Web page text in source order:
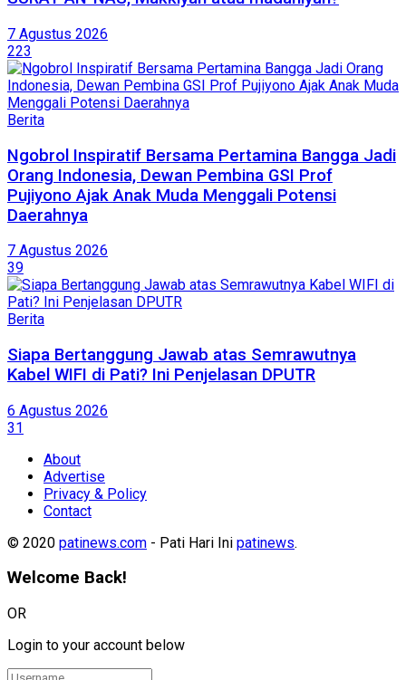
7 Agustus 2026
223
Berita
Ngobrol Inspiratif Bersama Pertamina Bangga Jadi
Orang Indonesia, Dewan Pembina GSI Prof
Pujiyono Ajak Anak Muda Menggali Potensi
Daerahnya
7 Agustus 2026
39
Berita
Siapa Bertanggung Jawab atas Semrawutnya
Kabel WIFI di Pati? Ini Penjelasan DPUTR
6 Agustus 2026
31
About
Advertise
Privacy & Policy
Contact
© 2020 patinews.com - Pati Hari Ini patinews.
Welcome Back!
OR
Login to your account below